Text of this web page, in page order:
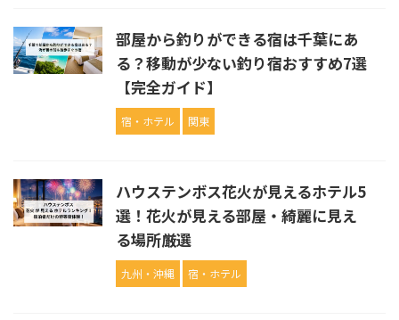
部屋から釣りができる宿は千葉にあ
る？移動が少ない釣り宿おすすめ7選
【完全ガイド】
宿・ホテル 関東
ハウステンボス花火が見えるホテル5
選！花火が見える部屋・綺麗に見え
る場所厳選
九州・沖縄 宿・ホテル